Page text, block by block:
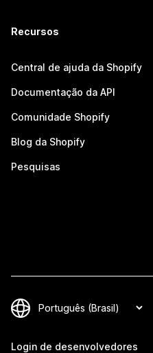
Recursos
Central de ajuda da Shopify
Documentação da API
Comunidade Shopify
Blog da Shopify
Pesquisas
Login de desenvolvedores